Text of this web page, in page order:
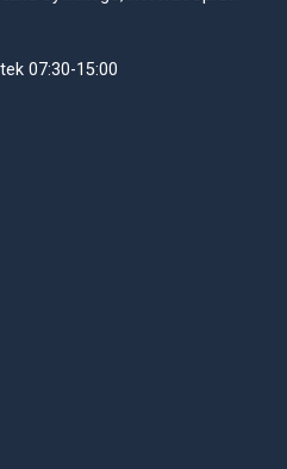
07:30-15:00